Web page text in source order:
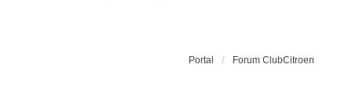
Portal Forum ClubCitroen